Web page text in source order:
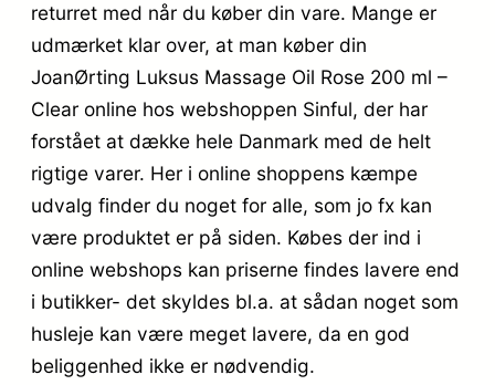
returret med når du køber din vare. Mange er
udmærket klar over, at man køber din
JoanØrting Luksus Massage Oil Rose 200 ml –
Clear online hos webshoppen Sinful, der har
forstået at dække hele Danmark med de helt
rigtige varer. Her i online shoppens kæmpe
udvalg finder du noget for alle, som jo fx kan
være produktet er på siden. Købes der ind i
online webshops kan priserne findes lavere end
i butikker- det skyldes bl.a. at sådan noget som
husleje kan være meget lavere, da en god
beliggenhed ikke er nødvendig.